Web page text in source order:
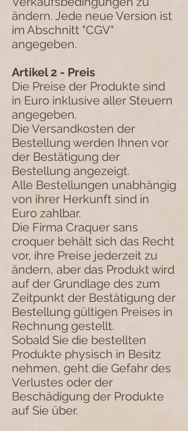
ändern. Jede neue Version ist
im Abschnitt "CGV"
angegeben.
Artikel 2 - Preis
Die Preise der Produkte sind
in Euro inklusive aller Steuern
angegeben.
Die Versandkosten der
Bestellung werden Ihnen vor
der Bestätigung der
Bestellung angezeigt.
Alle Bestellungen unabhängig
von ihrer Herkunft sind in
Euro zahlbar.
Die Firma Craquer sans
croquer behält sich das Recht
vor, ihre Preise jederzeit zu
ändern, aber das Produkt wird
auf der Grundlage des zum
Zeitpunkt der Bestätigung der
Bestellung gültigen Preises in
Rechnung gestellt.
Sobald Sie die bestellten
Produkte physisch in Besitz
nehmen, geht die Gefahr des
Verlustes oder der
Beschädigung der Produkte
auf Sie über.